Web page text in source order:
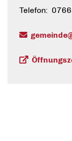
Telefon: